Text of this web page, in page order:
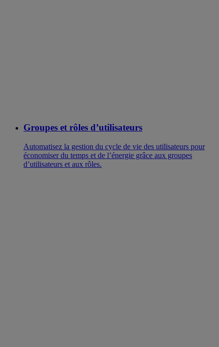
Groupes et rôles d’utilisateurs
Automatisez la gestion du cycle de vie des utilisateurs pour
économiser du temps et de l’énergie grâce aux groupes
d’utilisateurs et aux rôles.